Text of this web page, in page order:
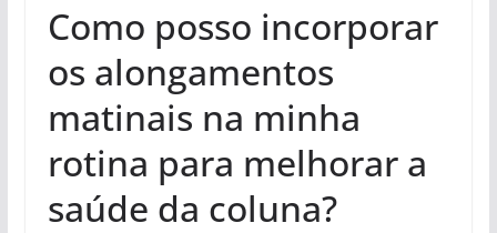
Como posso incorporar
os alongamentos
matinais na minha
rotina para melhorar a
saúde da coluna?